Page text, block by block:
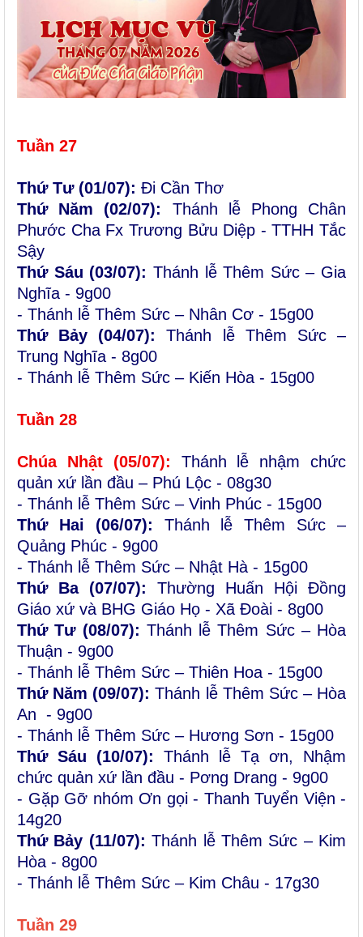
Tuần 27
Thứ Tư (01/07): Đi Cần Thơ
Thứ Năm (02/07):
Thánh lễ Phong Chân
Phước Cha Fx Trương Bửu Diệp - TTHH Tắc
Sậy
Thứ Sáu (03/07): Thánh lễ Thêm Sức – Gia
Nghĩa - 9g00
- Thánh lễ Thêm Sức – Nhân Cơ - 15g00
Thứ Bảy (04/07):
Thánh lễ Thêm Sức –
Trung Nghĩa - 8g00
- Thánh lễ Thêm Sức – Kiến Hòa - 15g00
Tuần 28
Chúa Nhật (05/07): Thánh lễ nhậm chức
quản xứ lần đầu – Phú Lộc - 08g30
- Thánh lễ Thêm Sức – Vinh Phúc - 15g00
Thứ Hai (06/07): Thánh lễ Thêm Sức –
Quảng Phúc - 9g00
- Thánh lễ Thêm Sức – Nhật Hà - 15g00
Thứ Ba (07/07): Thường Huấn Hội Đồng
Giáo xứ và BHG Giáo Họ - Xã Đoài - 8g00
Thứ Tư (08/07): Thánh lễ Thêm Sức – Hòa
Thuận - 9g00
- Thánh lễ Thêm Sức – Thiên Hoa - 15g00
Thứ Năm (09/07): Thánh lễ Thêm Sức – Hòa
An - 9g00
- Thánh lễ Thêm Sức – Hương Sơn - 15g00
Thứ Sáu (10/07): Thánh lễ Tạ ơn, Nhậm
chức quản xứ lần đầu - Pơng Drang - 9g00
- Gặp Gỡ nhóm Ơn gọi - Thanh Tuyển Viện -
14g20
Thứ Bảy (11/07): Thánh lễ Thêm Sức – Kim
Hòa - 8g00
- Thánh lễ Thêm Sức – Kim Châu - 17g30
Tuần 29